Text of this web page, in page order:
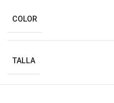
COLOR
TALLA